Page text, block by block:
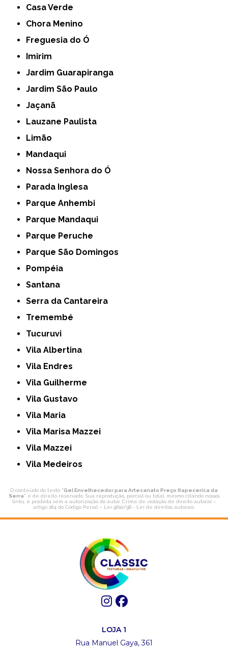
Casa Verde
Chora Menino
Freguesia do Ó
Imirim
Jardim Guarapiranga
Jardim São Paulo
Jaçanã
Lauzane Paulista
Limão
Mandaqui
Nossa Senhora do Ó
Parada Inglesa
Parque Anhembi
Parque Mandaqui
Parque Peruche
Parque São Domingos
Pompéia
Santana
Serra da Cantareira
Tremembé
Tucuruvi
Vila Albertina
Vila Endres
Vila Guilherme
Vila Gustavo
Vila Maria
Vila Marisa Mazzei
Vila Mazzei
Vila Medeiros
O conteúdo do texto "Gel Envelhecedor para Artesanato Preço Itapecerica da
Serra" é de direito reservado. Sua reprodução, parcial ou total, mesmo citando nossos
links, é proibida sem a autorização do autor. Crime de violação de direito autoral –
artigo 184 do Código Penal – Lei 9610/98 - Lei de direitos autorais
LOJA 1
Rua Manuel Gaya, 361